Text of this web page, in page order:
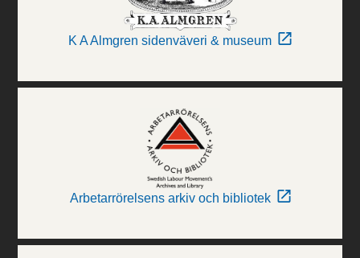
K A Almgren sidenväveri & museum
Arbetarrörelsens arkiv och bibliotek